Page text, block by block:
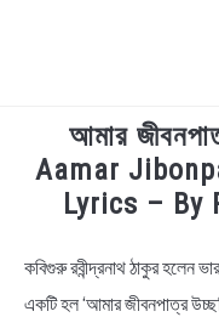
TECHNOLOGY
HEALTH & LIFESTYLE
BIOGRAPHY
আমার
Aamar
Lyrics – By
in
Bengali
কবিগুরু রবীন্দ্রনাথ ঠাকুর হলেন
একটি হল ‘আমার জীবনপাত্র